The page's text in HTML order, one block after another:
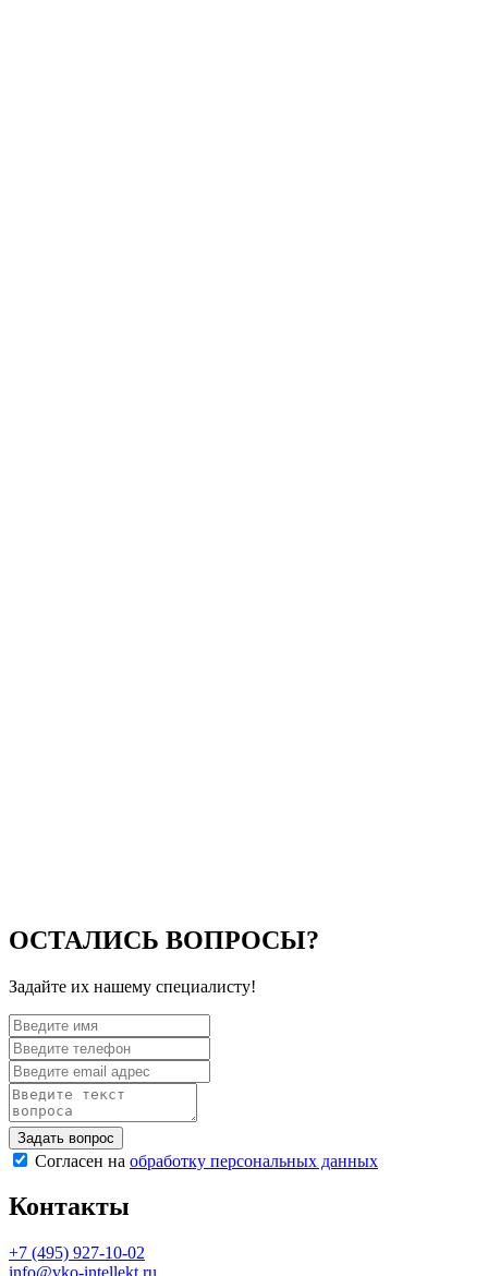
ОСТАЛИСЬ ВОПРОСЫ?
Задайте их нашему специалисту!
Согласен на обработку персональных данных
Контакты
+7 (495) 927-10-02